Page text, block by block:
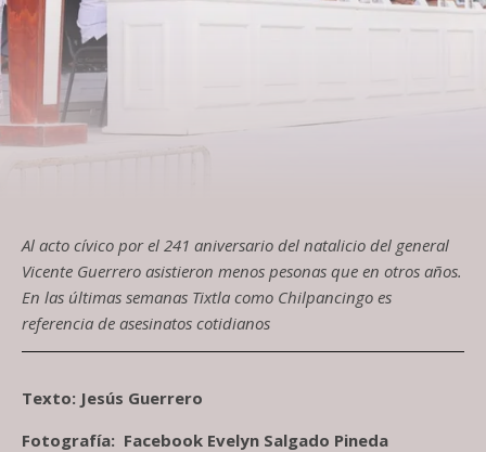
Al acto cívico por el 241 aniversario del natalicio del general
Vicente Guerrero asistieron menos pesonas que en otros años.
En las últimas semanas Tixtla como Chilpancingo es
referencia de asesinatos cotidianos
Texto: Jesús Guerrero
Fotografía: Facebook Evelyn Salgado Pineda